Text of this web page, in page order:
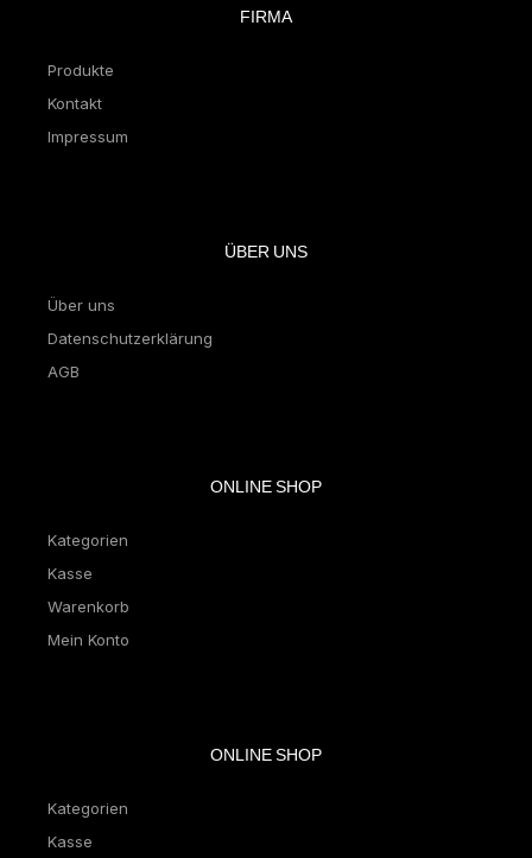
FIRMA
Produkte
Kontakt
Impressum
ÜBER UNS
Über uns
Datenschutzerklärung
AGB
ONLINE SHOP
Kategorien
Kasse
Warenkorb
Mein Konto
ONLINE SHOP
Kategorien
Kasse